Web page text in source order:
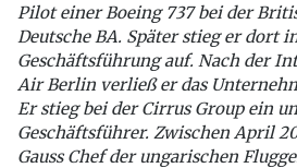
Pilot einer Boeing 737 bei der
Deutsche BA. Später stieg er dort
Geschäftsführung auf. Nach der
Air Berlin verließ er das
Er stieg bei der Cirrus Group ein
Geschäftsführer. Zwischen April
Gauss Chef der ungarischen